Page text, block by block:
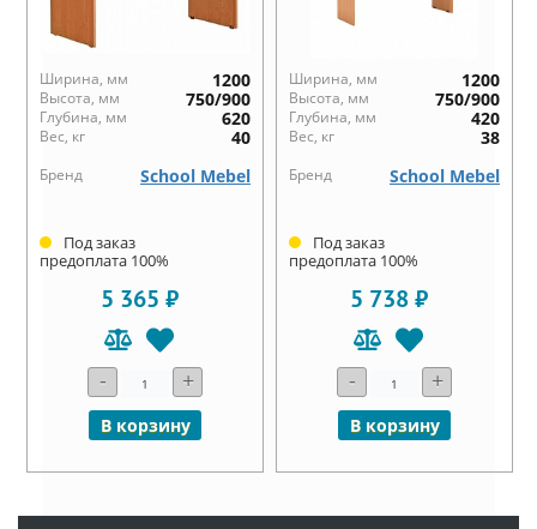
Ширина, мм 1200
Высота, мм 750/900
Глубина, мм 620
Вес, кг 40
Бренд School Mebel
Под заказ
предоплата 100%
5 365 ₽
- +
В корзину
Ширина, мм 1200
Высота, мм 750/900
Глубина, мм 420
Вес, кг 38
Бренд School Mebel
Под заказ
предоплата 100%
5 738 ₽
- +
В корзину